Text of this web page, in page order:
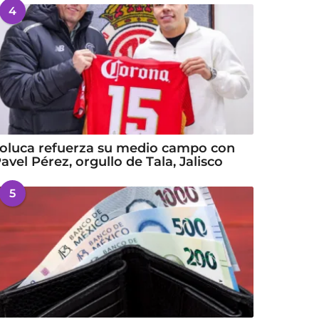
4
refuerza su medio campo con
Pérez, orgullo de Tala, Jalisco
5